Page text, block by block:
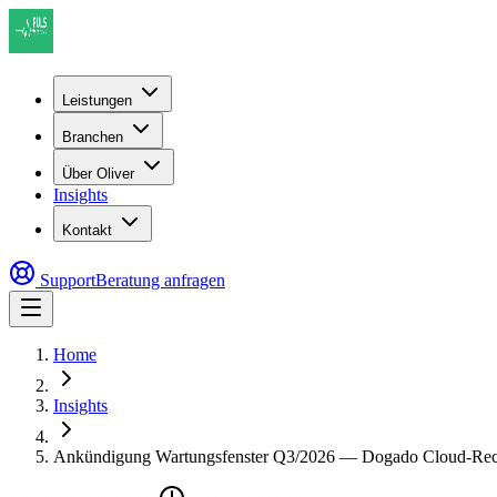
Leistungen
Branchen
Über Oliver
Insights
Kontakt
SupportBeratung anfragen
Home
Insights
Ankündigung Wartungsfenster Q3/2026 — Dogado Cloud-